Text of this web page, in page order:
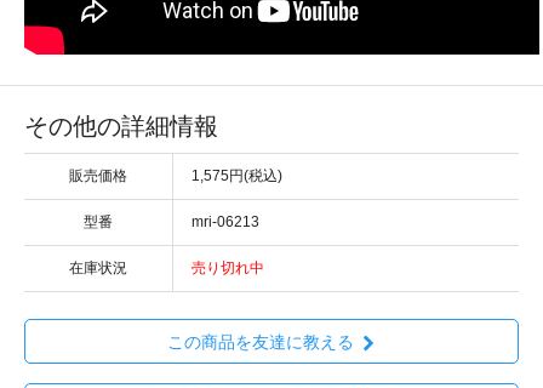
その他の詳細情報
販売価格 1,575円(税込)
型番 mri-06213
在庫状況 売り切れ中
この商品を友達に教える